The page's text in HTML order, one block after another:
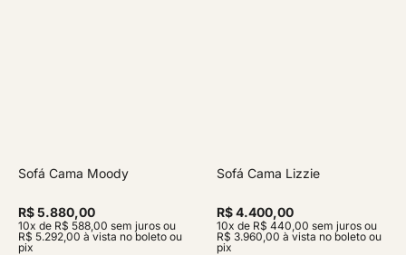
Sofá Cama Moody
R$ 5.880,00
10x de R$ 588,00 sem juros ou
R$ 5.292,00 à vista no boleto ou
pix
Sofá Cama Lizzie
R$ 4.400,00
10x de R$ 440,00 sem juros ou
R$ 3.960,00 à vista no boleto ou
pix